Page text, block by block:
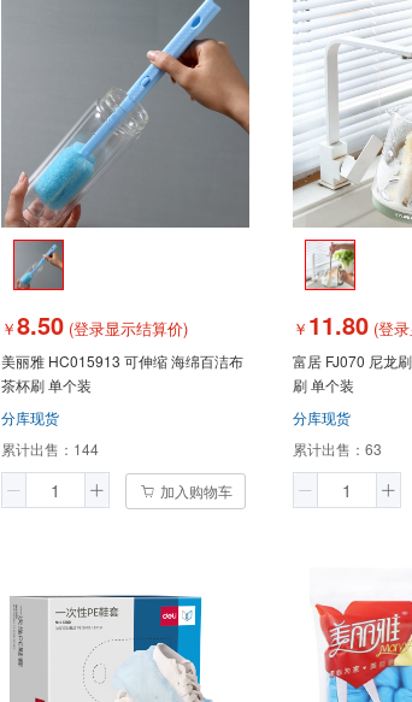
￥8.50 (登录显示结算价)
美丽雅 HC015913 可伸缩 海绵百洁布
茶杯刷 单个装
分库现货
累计出售： 144
加入购物车
￥ 11.80 (登
富居 FJ070 尼龙
刷 单个装
分库现货
累计出售： 63